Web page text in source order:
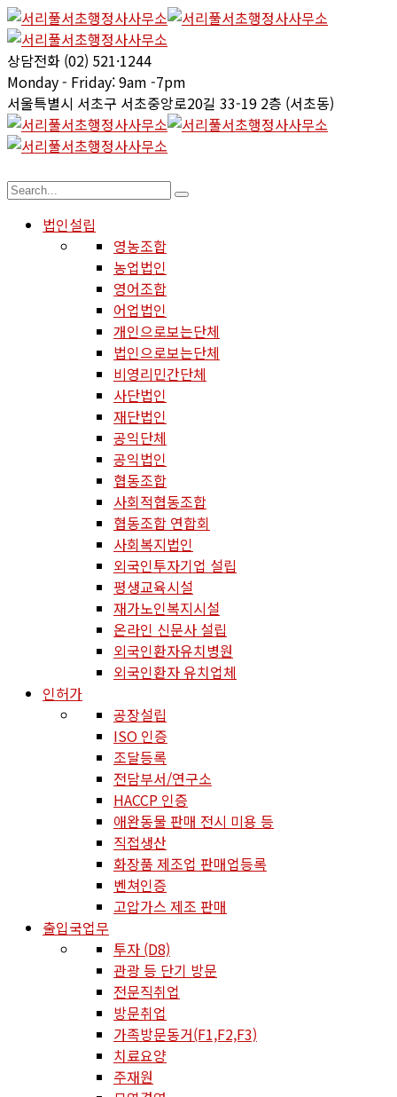
상담전화 (02) 521·1244
Monday - Friday:9am -7pm
서울특별시 서초구 서초중앙로20길 33-19 2층 (서초동)
법인설립
영농조합
농업법인
영어조합
어업법인
개인으로보는단체
법인으로보는단체
비영리민간단체
사단법인
재단법인
공익단체
공익법인
협동조합
사회적협동조합
협동조합 연합회
사회복지법인
외국인투자기업 설립
평생교육시설
재가노인복지시설
온라인 신문사 설립
외국인환자유치병원
외국인환자 유치업체
인허가
공장설립
ISO 인증
조달등록
전담부서/연구소
HACCP 인증
애완동물 판매 전시 미용 등
직접생산
화장품 제조업 판매업등록
벤쳐인증
고압가스 제조 판매
출입국업무
투자 (D8)
관광 등 단기 방문
전문직취업
방문취업
가족방문동거(F1,F2,F3)
치료요양
주재원